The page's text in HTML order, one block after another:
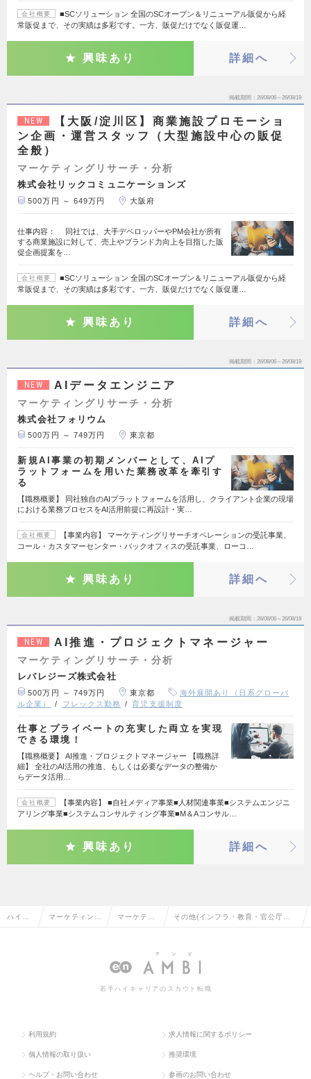
会社概要
■SCソリューション 全国のSCオープン＆リニューアル販促から経
常販促まで、その実績は多彩です。一方、販促だけでなく販促運…
興味あり 詳細へ
掲載期間 26/08/06～26/08/19
NEW
【大阪/淀川区】商業施設プロモーショ
ン企画・運営スタッフ（大型施設中心の販促
全般）
マーケティングリサーチ・分析
株式会社リックコミュニケーションズ
500万円 ～ 649万円 大阪府
仕事内容： 同社では、大手デベロッパーやPM会社が所有
する商業施設に対して、売上やブランド力向上を目指した販
促企画提案を…
会社概要
■SCソリューション 全国のSCオープン＆リニューアル販促から経
常販促まで、その実績は多彩です。一方、販促だけでなく販促運…
興味あり 詳細へ
掲載期間 26/08/06～26/08/19
NEW AIデータエンジニア
マーケティングリサーチ・分析
株式会社フォリウム
500万円 ～ 749万円 東京都
新規AI事業の初期メンバーとして、AIプ
ラットフォームを用いた業務改革を牽引す
る
【職務概要】 同社独自のAIプラットフォームを活用し、クライアント企業の現場
における業務プロセスをAI活用前提に再設計・実…
会社概要
【事業内容】 マーケティングリサーチオペレーションの受託事業、
コール・カスタマーセンター・バックオフィスの受託事業、ローコ…
興味あり 詳細へ
掲載期間 26/08/06～26/08/19
NEW AI推進・プロジェクトマネージャー
マーケティングリサーチ・分析
レバレジーズ株式会社
500万円 ～ 749万円 東京都
海外展開あり（日系グローバ
ル企業）
フレックス勤務 育児支援制度
仕事とプライベートの充実した両立を実現
できる環境！
【職務概要】 AI推進・プロジェクトマネージャー 【職務詳
細】 全社のAI活用の推進、もしくは必要なデータの整備か
らデータ活用…
会社概要
【事業内容】 ■自社メディア事業■人材関連事業■システムエンジニ
アリング事業■システムコンサルティング事業■M＆Aコンサル…
興味あり 詳細へ
ハイク マーケティン マーケティ
チ・分析
その他(インフラ・教育・官公庁な
析の転職・求人情報一覧
若手ハイキャリアのスカウト転職
利用規約 求人情報に関するポリシー
個人情報の取り扱い 推奨環境
ヘルプ・お問い合わせ 参画のお問い合わせ